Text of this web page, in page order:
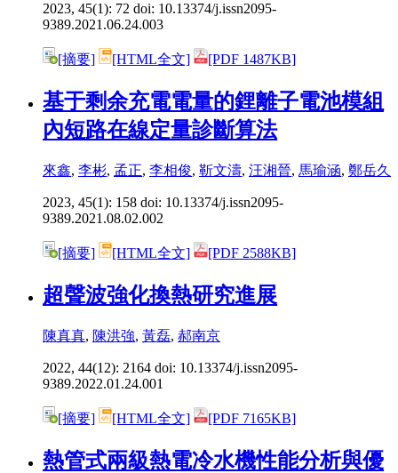
2023, 45(1): 72 doi: 10.13374/j.issn2095-
9389.2021.06.24.003
[摘要] [HTML全文] [PDF 1487KB]
基于剩余充電電量的鋰離子電池模組
內短路在線定量診斷算法
來鑫, 李彬, 孟正, 李相俊, 靳文濤, 汪湘晉, 馬瑜涵, 鄭岳久
2023, 45(1): 158 doi: 10.13374/j.issn2095-
9389.2021.08.02.002
[摘要] [HTML全文] [PDF 2588KB]
超聲波強化換熱研究進展
陳真真, 陳洪強, 黃磊, 郝南京
2022, 44(12): 2164 doi: 10.13374/j.issn2095-
9389.2022.01.24.001
[摘要] [HTML全文] [PDF 7165KB]
熱管式兩級熱電冷水機性能分析與優